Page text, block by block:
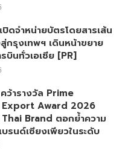
ปิดจำหน่ายบัตรโดยสารเส้น
กรุงเทพฯ เดินหน้าขยาย
บินทั่วเอเชีย [PR]
ว้ารางวัล Prime
Export Award 2026
Brand ตอกย้ำความ
รนด์เซียงเพียวในระดับ